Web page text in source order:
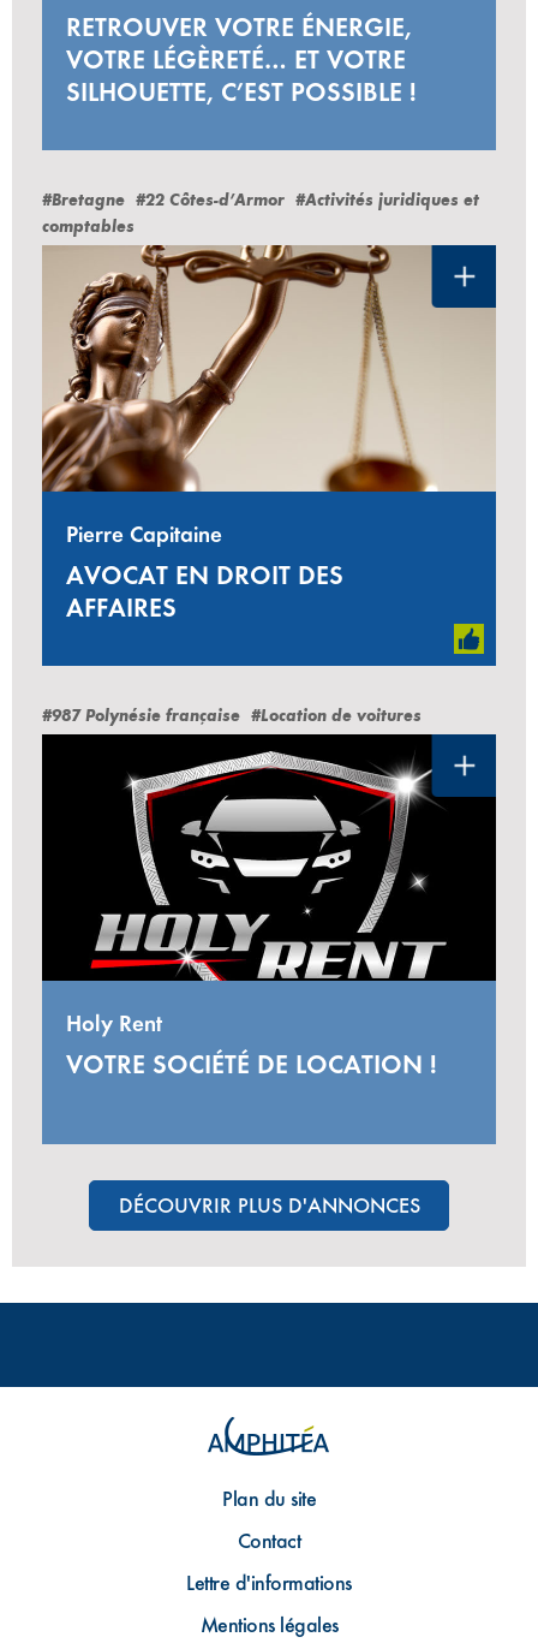
RETROUVER VOTRE ÉNERGIE,
VOTRE LÉGÈRETÉ… ET VOTRE
SILHOUETTE, C’EST POSSIBLE !
#Bretagne #22 Côtes-d’Armor #Activités juridiques et
comptables
Pierre Capitaine
AVOCAT EN DROIT DES
AFFAIRES
#987 Polynésie française #Location de voitures
Holy Rent
VOTRE SOCIÉTÉ DE LOCATION !
DÉCOUVRIR PLUS D'ANNONCES
Plan du site
Contact
Lettre d'informations
Mentions légales